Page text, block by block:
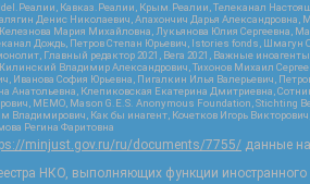
Кавказ.Реалии, Крым.Реалии, Телеканал
Денис Николаевич, Апахончич Дарья
Мария Михайловна, Лукьянова Юлия Сергеевна,
Дождь, Петров Степан Юрьевич, Istories fonds,
Главный редактор 2021, Вега 2021, Важные
Владимир Александрович, Тихонов Михаил
Иванова София Юрьевна, Пигалкин Илья Валерьевич,
Анатольевна, Клепиковская Екатерина Дмитриевна,
МЕМО, Mason G.E.S. Anonymous Foundation, Stichting
Владимирович, Как бы инагент, Кочетков Игорь
Регина Фаритовна
minjust.gov.ru/ru/documents/7755/ данные на
НКО, выполняющих функции иностранного